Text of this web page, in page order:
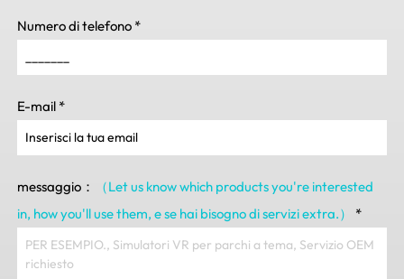
Numero di telefono *
E-mail *
messaggio：
（Let us know which products you're interested
in, how you'll use them, e se hai bisogno di servizi extra.） *